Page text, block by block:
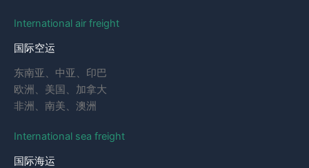
International air freight
国际空运
东南亚、中亚、印巴
欧洲、美国、加拿大
非洲、南美、澳洲
International sea freight
国际海运